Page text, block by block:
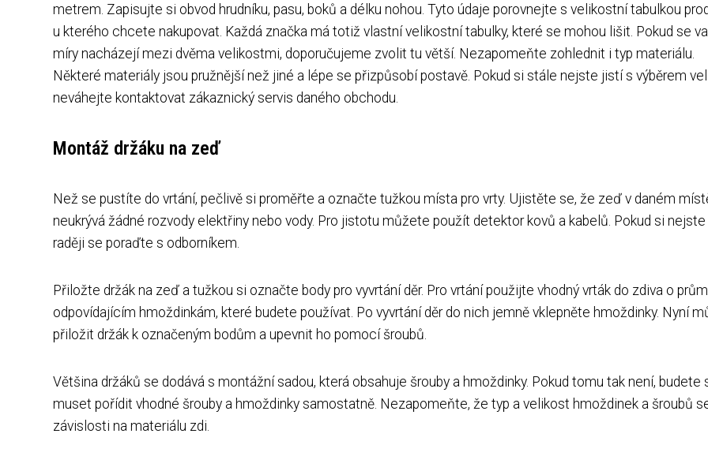
metrem. Zapisujte si obvod hrudníku, pasu, boků a délku nohou. Tyto údaje porovnejte s velikostní tabulkou
u kterého chcete nakupovat. Každá značka má totiž vlastní velikostní tabulky, které se mohou lišit. Pokud se
míry nacházejí mezi dvěma velikostmi, doporučujeme zvolit tu větší. Nezapomeňte zohlednit i typ materiálu.
Některé materiály jsou pružnější než jiné a lépe se přizpůsobí postavě. Pokud si stále nejste jistí s výběrem
neváhejte kontaktovat zákaznický servis daného obchodu.
Montáž držáku na zeď
Než se pustíte do vrtání, pečlivě si proměřte a označte tužkou místa pro vrty. Ujistěte se, že zeď v daném
neukrývá žádné rozvody elektřiny nebo vody. Pro jistotu můžete použít detektor kovů a kabelů. Pokud si
raději se poraďte s odborníkem.
Přiložte držák na zeď a tužkou si označte body pro vyvrtání děr. Pro vrtání použijte vhodný vrták do zdiva o
odpovídajícím hmoždinkám, které budete používat. Po vyvrtání děr do nich jemně vklepněte hmoždinky. Nyní
přiložit držák k označeným bodům a upevnit ho pomocí šroubů.
Většina držáků se dodává s montážní sadou, která obsahuje šrouby a hmoždinky. Pokud tomu tak není, budete
muset pořídit vhodné šrouby a hmoždinky samostatně. Nezapomeňte, že typ a velikost hmoždinek a šroubů
závislosti na materiálu zdi.